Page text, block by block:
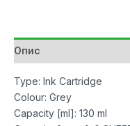
Опис
Type: Ink Cartridge
Colour: Grey
Capacity [ml]: 130 ml